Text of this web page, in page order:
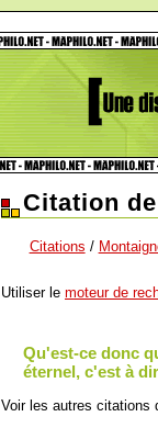
Citation
Citations /
Utiliser le moteur de
Qu'est-ce donc
éternel, c'est à
Voir les autres citations